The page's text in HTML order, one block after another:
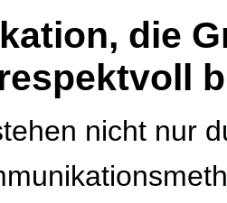
die
nicht nur